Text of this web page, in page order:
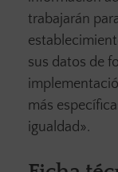
trabajarán
sus datos de
más
igualdad».